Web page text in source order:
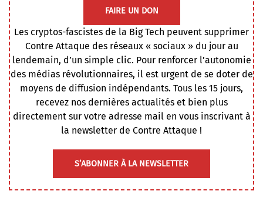
FAIRE UN DON
Les cryptos-fascistes de la Big Tech peuvent supprimer
Contre Attaque des réseaux « sociaux » du jour au
lendemain, d’un simple clic. Pour renforcer l’autonomie
des médias révolutionnaires, il est urgent de se doter de
moyens de diffusion indépendants. Tous les 15 jours,
recevez nos dernières actualités et bien plus
directement sur votre adresse mail en vous inscrivant à
la newsletter de Contre Attaque !
S’ABONNER À LA NEWSLETTER